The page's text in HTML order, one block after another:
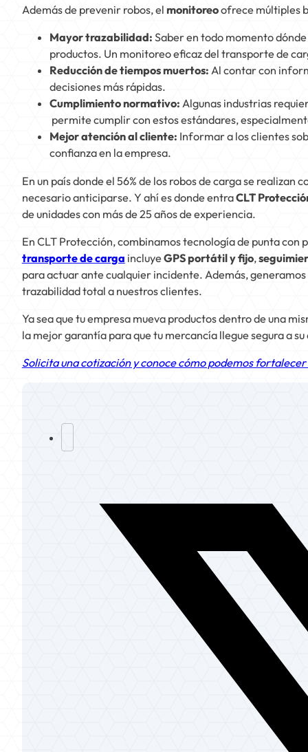
Además de prevenir robos, el monitoreoofrece múltiples
Mayor trazabilidad: Saber en todo momento
productos. Un monitoreo eficaz del transporte de
Reducción de tiempos muertos: Al contar con
decisiones más rápidas.
Cumplimiento normativo: Algunas industrias
permite cumplir con estos estándares,
Mejor atención al cliente: Informar a los clientes
confianza en la empresa.
En un país donde el 56% de los robos de carga se
necesario anticiparse. Y ahí es donde entraCLT
de unidades con más de 25 años de experiencia.
En CLT Protección, combinamos tecnología de punta
transporte de carga incluyeGPS portátil y fijo,
para actuar ante cualquier incidente. Además, generamos
trazabilidad total a nuestros clientes.
Ya sea que tu empresa mueva productos dentro de una
la mejor garantía para que tu mercancía llegue segura a
Solicita una cotización y conoce cómo podemos